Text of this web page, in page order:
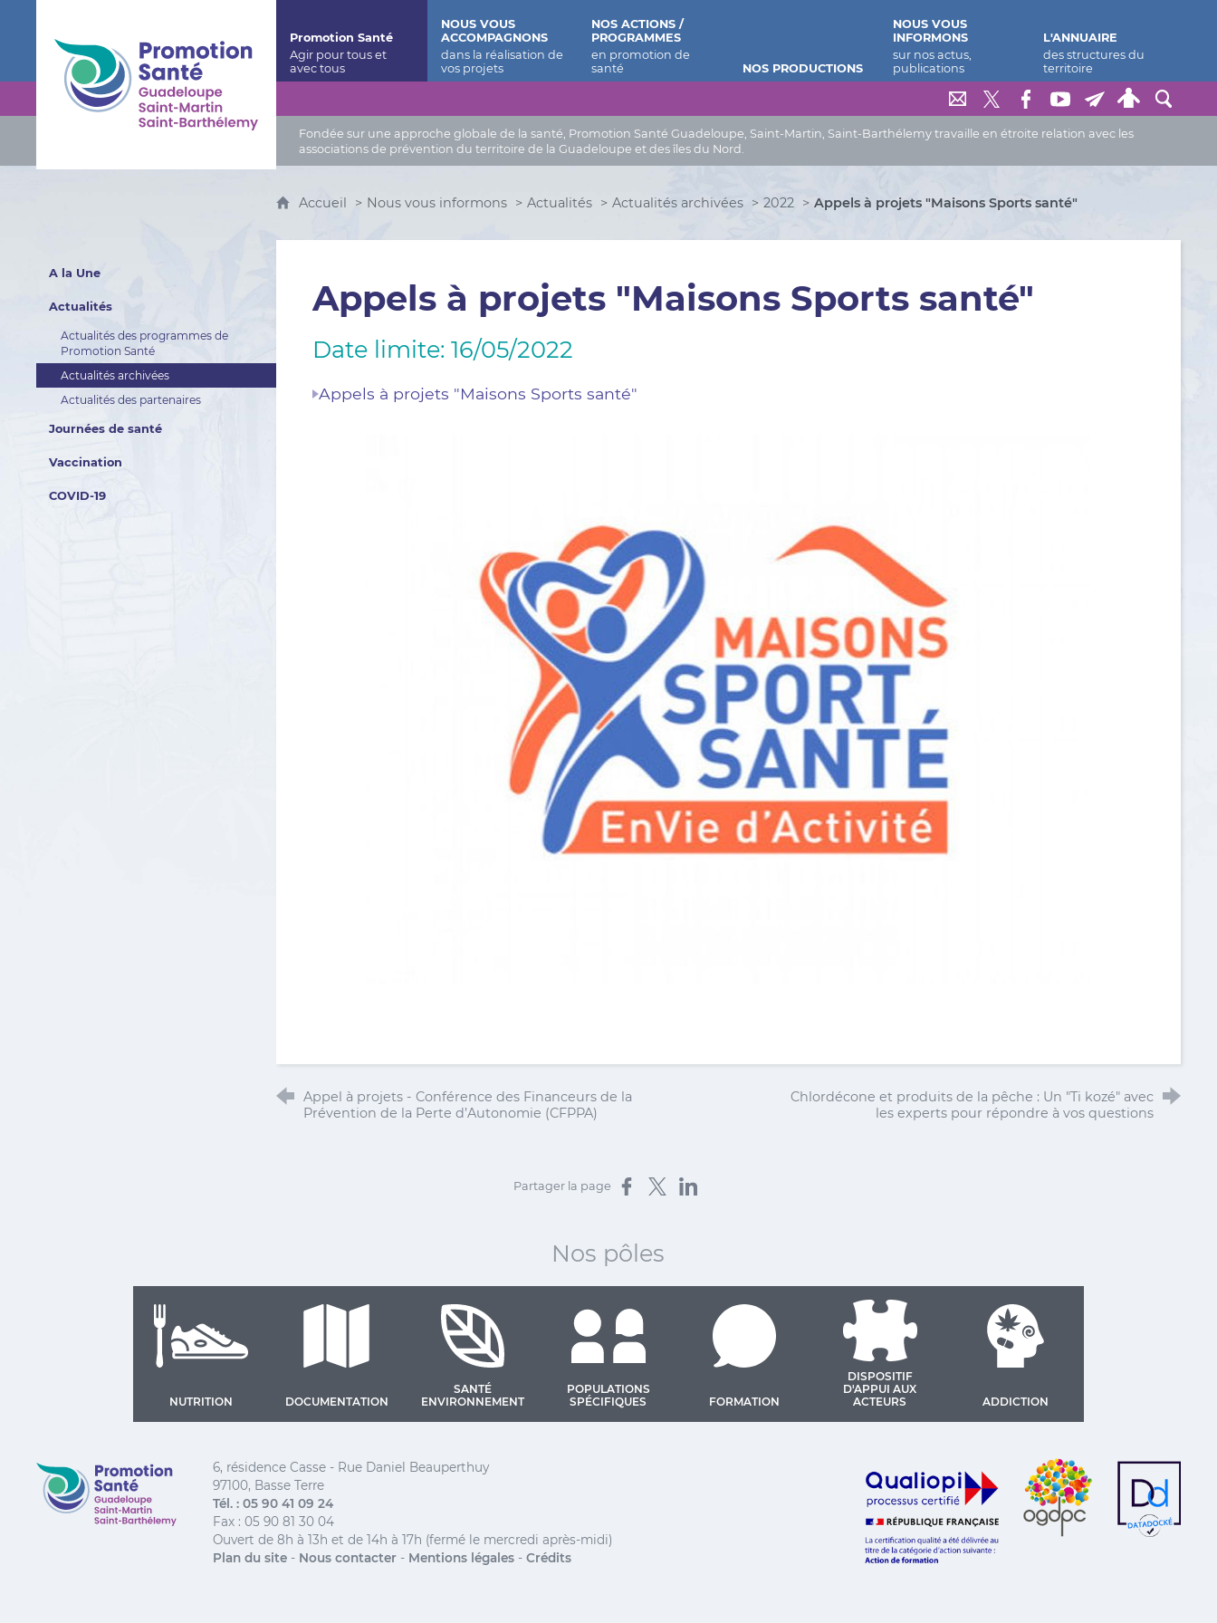
Fondée sur une approche globale de la santé, Promotion Santé Guadeloupe, Saint-Martin, Saint-Barthélemy travaille en étroite relation avec les
associations de prévention du territoire de la Guadeloupe et des îles du Nord.
Promotion Santé
NOUS VOUS
ACCOMPAGNONS
NOS ACTIONS /
PROGRAMMES
NOS PRODUCTIONS
NOUS VOUS
INFORMONS
L'ANNUAIRE
A la Une
Actualités
Actualités des programmes de
Promotion Santé
Actualités archivées
Actualités des partenaires
Journées de santé
Vaccination
COVID-19
Accueil Nous vous informons Actualités Actualités archivées 2022 Appels à projets "Maisons Sports santé"
Appels à projets "Maisons Sports santé"
Date limite: 16/05/2022
Appels à projets "Maisons Sports santé"
Appel à projets - Conférence des Financeurs de la
Prévention de la Perte d’Autonomie (CFPPA)
Chlordécone et produits de la pêche : Un "Ti kozé" avec
les experts pour répondre à vos questions
Partager la page Partager sur Facebook
Partager sur X
Partager sur LinkedIn
Nos pôles
NUTRITION DOCUMENTATION
SANTÉ
ENVIRONNEMENT
POPULATIONS
SPÉCIFIQUES
FORMATION
DISPOSITIF
D'APPUI AUX
ACTEURS
ADDICTION
Promotion Santé Guadeloupe, Saint-Martin, Saint Barthélemy
6, résidence Casse - Rue Daniel Beauperthuy
97100, Basse Terre
Tél. : 05 90 41 09 24
Fax : 05 90 81 30 04
Ouvert de 8h à 13h et de 14h à 17h (fermé le mercredi après-midi)
Plan du site - Nous contacter - Mentions légales -Crédits